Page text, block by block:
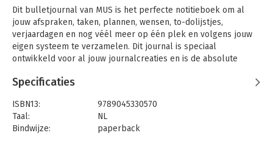
Dit bulletjournal van MUS is het perfecte notitieboek om al
jouw afspraken, taken, plannen, wensen, to-dolijstjes,
verjaardagen en nog véél meer op één plek en volgens jouw
eigen systeem te verzamelen. Dit journal is speciaal
ontwikkeld voor al jouw journalcreaties en is de absolute
Specificaties
ISBN13:
9789045330570
Taal:
NL
Bindwijze:
paperback